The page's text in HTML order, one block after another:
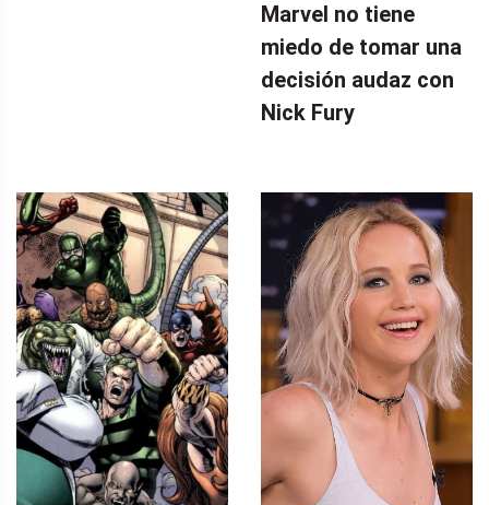
Marvel no tiene
miedo de tomar una
decisión audaz con
Nick Fury